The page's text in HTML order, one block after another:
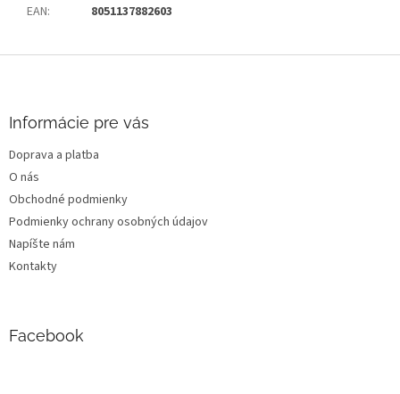
EAN: 8051137882603
e
Informácie pre vás
Doprava a platba
O nás
Obchodné podmienky
Podmienky ochrany osobných údajov
Napíšte nám
Kontakty
Facebook